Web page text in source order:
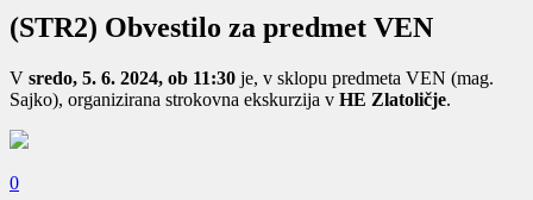
(STR2) Obvestilo za predmet VEN
V sredo, 5. 6. 2024, ob 11:30 je, v sklopu predmeta VEN (mag.
Sajko), organizirana strokovna ekskurzija v HE Zlatoličje.
0